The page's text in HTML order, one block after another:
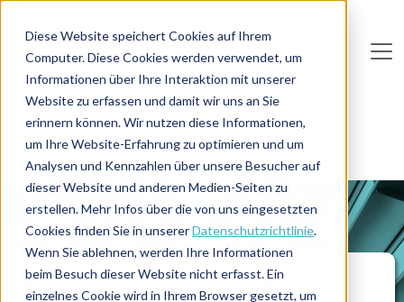
Diese Website speichert Cookies auf Ihrem
Computer. Diese Cookies werden verwendet, um
Informationen über Ihre Interaktion mit unserer
Website zu erfassen und damit wir uns an Sie
erinnern können. Wir nutzen diese Informationen,
um Ihre Website-Erfahrung zu optimieren und um
Analysen und Kennzahlen über unsere Besucher auf
dieser Website und anderen Medien-Seiten zu
erstellen. Mehr Infos über die von uns eingesetzten
Cookies finden Sie in unsererDatenschutzrichtlinie.
Wenn Sie ablehnen, werden Ihre Informationen
beim Besuch dieser Website nicht erfasst. Ein
einzelnes Cookie wird in Ihrem Browser gesetzt, um
Deutsc he InterimAG
Home Unternehmensführung
Krisenmanagement
Neuausrichtung und erfolgreicher Turnaround nach
Liquiditätskrise
PROJEKTBERICHT
Neuausrichtung und